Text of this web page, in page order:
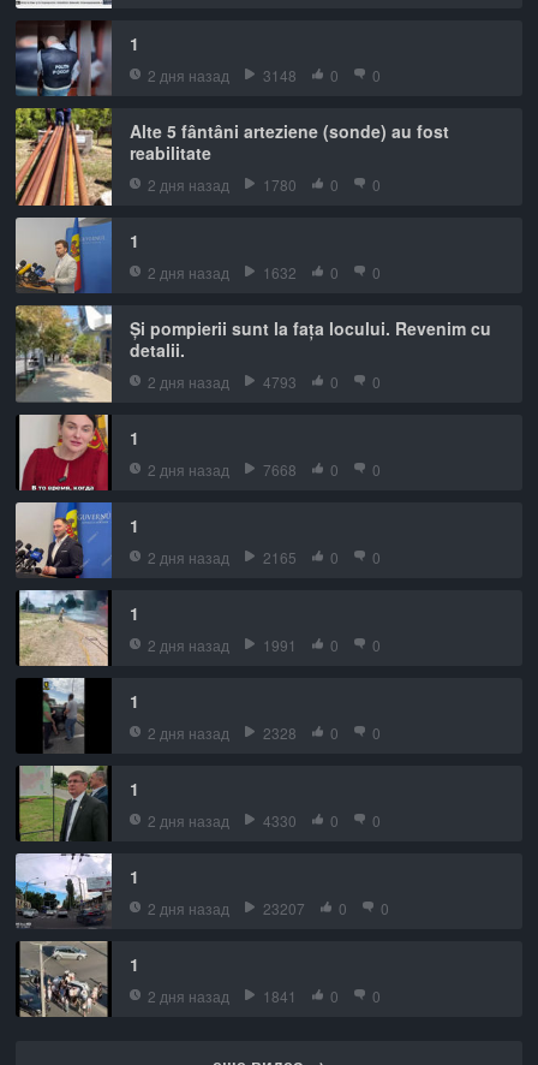
1
2 дня назад 3148 0 0
Alte 5 fântâni arteziene (sonde) au fost
reabilitate
2 дня назад 1780 0 0
1
2 дня назад 1632 0 0
Și pompierii sunt la fața locului. Revenim cu
detalii.
2 дня назад 4793 0 0
1
2 дня назад 7668 0 0
1
2 дня назад 2165 0 0
1
2 дня назад 1991 0 0
1
2 дня назад 2328 0 0
1
2 дня назад 4330 0 0
1
2 дня назад 23207 0 0
1
2 дня назад 1841 0 0